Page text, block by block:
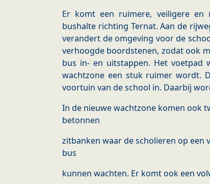
Er komt een ruimere, veiligere en
bushalte richting Ternat. Aan de
verandert de omgeving voor de
verhoogde boordstenen, zodat ook
bus in- en uitstappen. Het voetpad
wachtzone een stuk ruimer wordt.
voortuin van de school in. Daarbij
In de nieuwe wachtzone komen ook
betonnen
zitbanken waar de scholieren op een
bus
kunnen wachten. Er komt ook een